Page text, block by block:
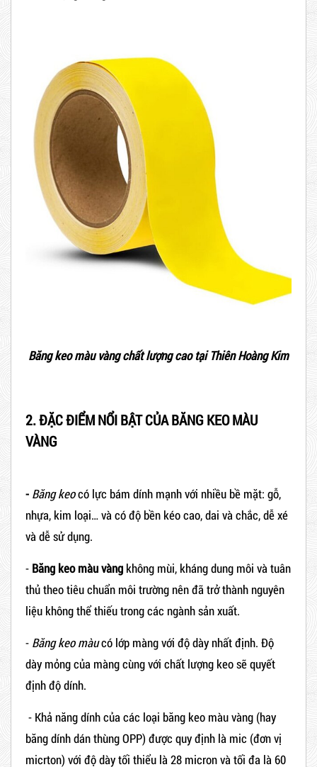
Băng keo màu vàng chất lượng cao tại Thiên Hoàng Kim
2. ĐẶC ĐIỂM NỔI BẬT CỦA BĂNG KEO MÀU
VÀNG
- Băng keocó lực bám dính mạnh với nhiều bề mặt: gỗ,
nhựa, kim loại… và có độ bền kéo cao, dai và chắc, dễ xé
và dễ sử dụng.
- Băng keo màu vàng không mùi, kháng dung môi và tuân
thủ theo tiêu chuẩn môi trường nên đã trở thành nguyên
liệu không thể thiếu trong các ngành sản xuất.
- Băng keo màucó lớp màng với độ dày nhất định. Độ
dày mỏng của màng cùng với chất lượng keo sẽ quyết
định độ dính.
- Khả năng dính của các loại băng keo màu vàng (hay
băng dính dán thùng OPP) được quy định là mic (đơn vị
micrton) với độ dày tối thiểu là 28 micron và tối đa là 60